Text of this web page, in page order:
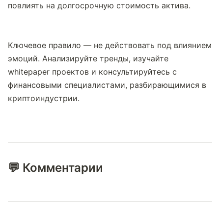
повлиять на долгосрочную стоимость актива.
Ключевое правило — не действовать под влиянием
эмоций. Анализируйте тренды, изучайте
whitepaper проектов и консультируйтесь с
финансовыми специалистами, разбирающимися в
криптоиндустрии.
💬 Комментарии